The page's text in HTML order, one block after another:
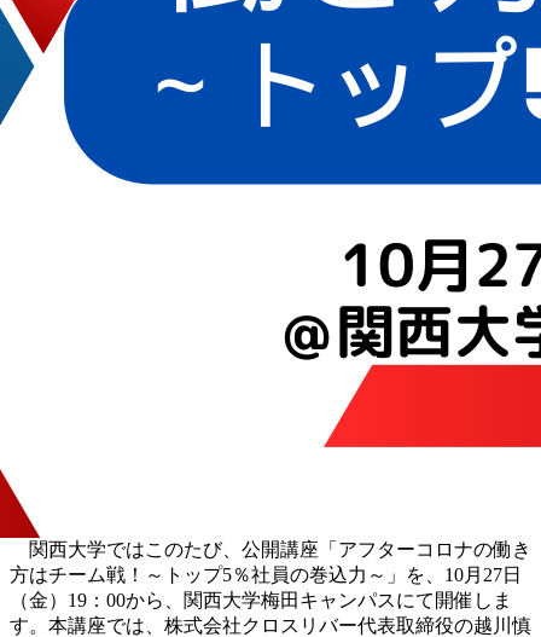
関西大学ではこのたび、公開講座「アフターコロナの働き
方はチーム戦！～トップ5％社員の巻込力～」を、10月27日
（金）19：00から、関西大学梅田キャンパスにて開催しま
す。本講座では、株式会社クロスリバー代表取締役の越川慎